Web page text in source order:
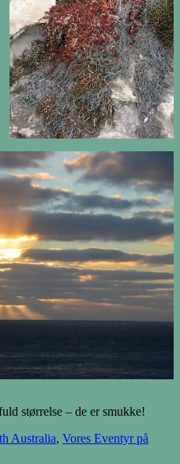
størrelse – de er smukke!
Australia, Vores Eventyr på